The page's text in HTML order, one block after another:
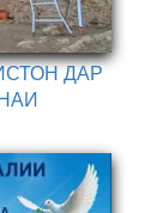
ДАР